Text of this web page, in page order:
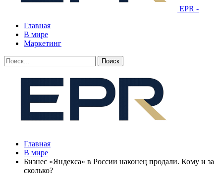
EPR -
Главная
В мире
Маркетинг
Главная
В мире
Бизнес «Яндекса» в России наконец продали. Кому и за
сколько?